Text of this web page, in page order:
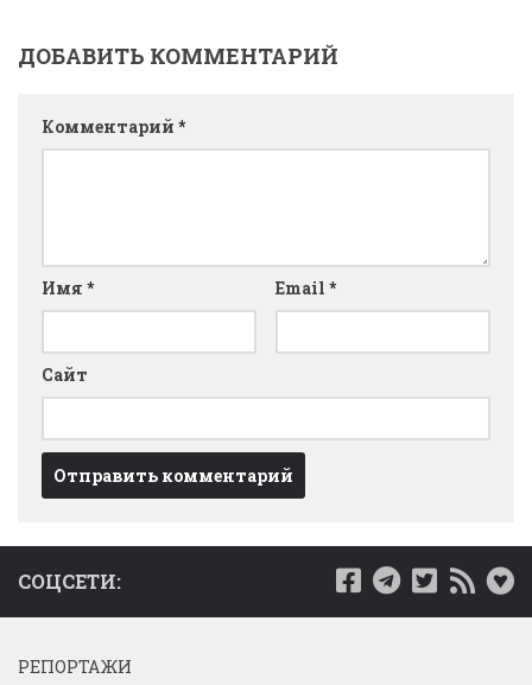
ДОБАВИТЬ КОММЕНТАРИЙ
Комментарий *
Имя * Email *
Сайт
СОЦСЕТИ:
РЕПОРТАЖИ